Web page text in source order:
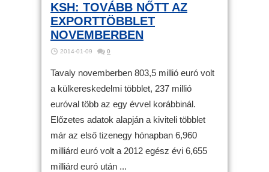
KSH: TOVÁBB NŐTT AZ
EXPORTTÖBBLET
NOVEMBERBEN
2014-01-09 0
Tavaly novemberben 803,5 millió euró volt
a külkereskedelmi többlet, 237 millió
euróval több az egy évvel korábbinál.
Előzetes adatok alapján a kiviteli többlet
már az első tizenegy hónapban 6,960
milliárd euró volt a 2012 egész évi 6,655
milliárd euró után ...